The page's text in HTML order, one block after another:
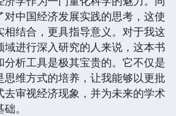
对中国经济发展实践的思考，这使
相结合，更具指导意义。对于我这
域进行深入研究的人来说，这本书
分析工具是极其宝贵的。它不仅是
思维方式的培养，让我能够以更批
去审视经济现象，并为未来的学术
。